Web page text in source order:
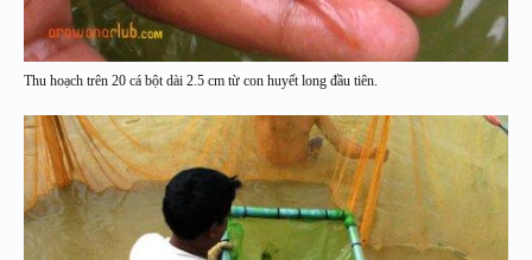
Thu hoạch trên 20 cá bột dài 2.5 cm từ con huyết long đầu tiên.